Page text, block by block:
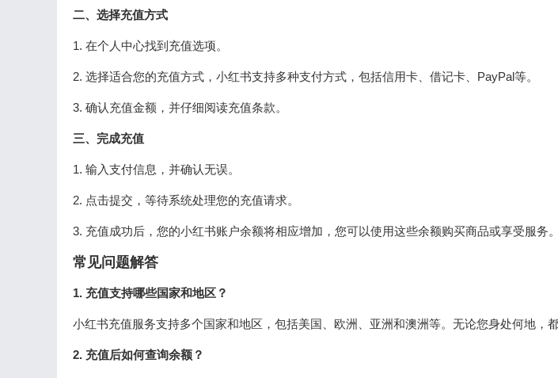
二、选择充值方式
1. 在个人中心找到充值选项。
2. 选择适合您的充值方式，小红书支持多种支付方式，包括信用卡、借记卡、PayPal等。
3. 确认充值金额，并仔细阅读充值条款。
三、完成充值
1. 输入支付信息，并确认无误。
2. 点击提交，等待系统处理您的充值请求。
3. 充值成功后，您的小红书账户余额将相应增加，您可以使用这些余额购买商品或享受服务。
常见问题解答
1. 充值支持哪些国家和地区？
小红书充值服务支持多个国家和地区，包括美国、欧洲、亚洲和澳洲等。无论您身处何地，
2. 充值后如何查询余额？